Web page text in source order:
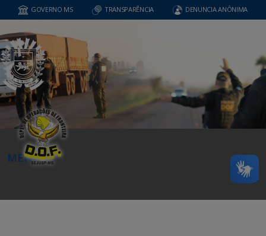
GOVERNO MS TRANSPARÊNCIA DENUNCIA ANÔNIMA
MENU